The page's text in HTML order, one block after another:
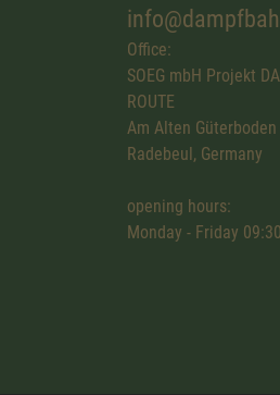
Office:
SOEG mbH Projekt
ROUTE
Am Alten Güterboden
Radebeul, Germany
opening hours:
Monday - Friday